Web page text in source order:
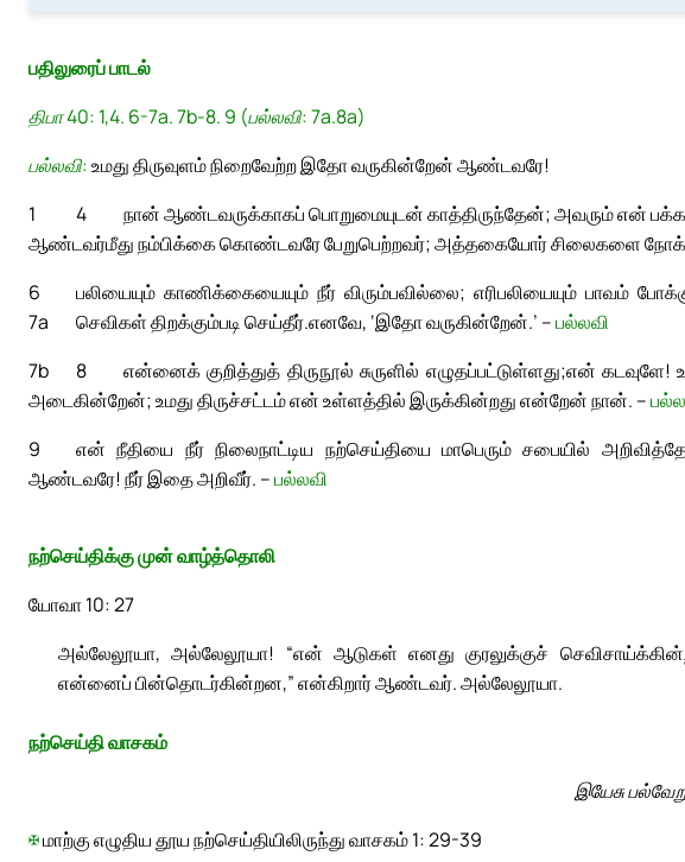
பதிலுரைப் பாடல்
திபா 40: 1,4. 6-7a. 7b-8. 9 (பல்லவி: 7a.8a)
பல்லவி:உமது திருவுளம் நிறைவேற்ற இதோ வருகின்றேன் ஆண்டவரே!
1
நான் ஆண்டவருக்காகப் பொறுமையுடன் காத்திருந்தேன்; அவரும் என்
4
ஆண்டவர்மீது நம்பிக்கை கொண்டவரே பேறுபெற்றவர்; அத்தகையோர் சிலைகளை
6
பலியையும் காணிக்கையையும் நீர் விரும்பவில்லை; எரிபலியையும் பாவம்
செவிகள் திறக்கும்படி செய்தீர்.
7a எனவே, ‘இதோ வருகின்றேன்.’ –பல்லவி
7b
என்னைக் குறித்துத் திருநூல் சுருளில் எழுதப்பட்டுள்ளது;
8
என் கடவுளே!
அடைகின்றேன்; உமது திருச்சட்டம் என் உள்ளத்தில் இருக்கின்றது என்றேன் நான். –
9
என் நீதியை நீர் நிலைநாட்டிய நற்செய்தியை மாபெரும் சபையில்
ஆண்டவரே! நீர் இதை அறிவீர். –பல்லவி
நற்செய்திக்கு முன் வாழ்த்தொலி
யோவா 10: 27
அல்லேலூயா, அல்லேலூயா! “என் ஆடுகள் எனது குரலுக்குச்
என்னைப் பின்தொடர்கின்றன,” என்கிறார் ஆண்டவர். அல்லேலூயா.
நற்செய்தி வாசகம்
இயேசு
✠மாற்கு எழுதிய தூய நற்செய்தியிலிருந்து வாசகம் 1: 29-39